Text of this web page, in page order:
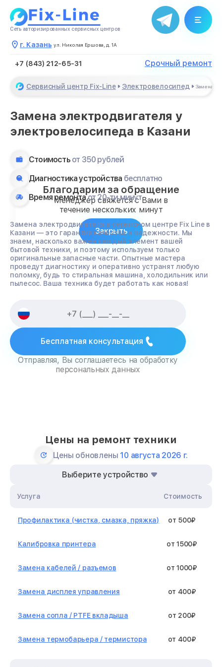
Сеть авторизированных сервисных центров
г. Казань ул. Николая Ершова, д. 1А
+7 (843) 212-65-31 Срочный ремонт
Сервисный центр Fix-Line Электровелосипед Замена
Замена электродвигателя у
электровелосипеда в Казани
Стоимость от 350 рублей
Диагностика устройства бесплатно
Время ремонтаот 20-ти минут
Замена электродвигателя в сервисном центре Fix Line в
Казани — это гарантия качества и надежности. Мы
знаем, насколько важен каждый элемент вашей
бытовой техники, и поэтому используем только
оригинальные запасные части. Опытные мастера
проведут диагностику и оперативно устранят любую
поломку, будь то стиральная машина, холодильник или
пылесос. Ваша техника будет работать как новая!
Бесплатная консультация
Отправляя, Вы соглашаетесь на обработку
персональных данных
Цены на ремонт техники
Цены обновлены 10 августа 2026 г.
Выберите устройство
Услуга Стоимость
Профилактика (чистка, смазка, пряжка) от 500₽
Калибровка принтера от 1500₽
Замена кабелей / разъемов от 1000₽
Замена дисплея управления от 400₽
Замена сопла / PTFE вкладыша от 200₽
Замена термобарьера / термистора от 400₽
Благодарим за обращение
Менеджер свяжется с Вами в
течение нескольких минут
Закрыть